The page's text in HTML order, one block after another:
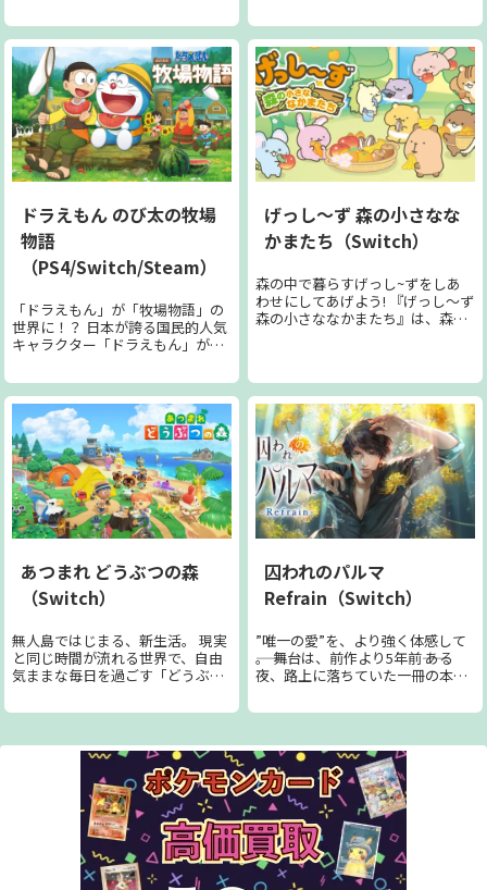
◆ファッションコーディネートを
提案し「いいね」を集めよう！ 仮
想空間に登場する人々＝“ミュー
ズ”たちは常におしゃれに興味
津々、 いつでも新たなファッショ
ンコーディネートを求めていま
す。 そんなミューズたちにあなた
のセンスでコーデを提案すれば、
喜ばれること間違いなし。 あなた
のコーデを気に入ってもらえたら
「いいね」が届きます。 たくさん
の「いいね」を集め、インフルエ
ンサーとして成長していきましょ
う♪ ◆「いいね」を送ってお気に
入りのアイテムをGET！ 出会った
ファッションアイテムを見つけた
ら、相手に「いいね」するだけで
簡単に手に入れることができま
るだけでなく、他のミューズたち
へのコーデ提案にも使えます。 ◆
マイブランドを立ち上げあなただ
けのアイテムを生み出そう！ ファ
ッションアイテムのもととなる型
紙は1400種以上！ 好きな型紙を選
び、自由にカラーリングを行うこ
とで簡単にオリジナルアイテムを
作れます。 完成したアイテムはあ
なたのブランドアイテムとして登
ューズたちにオススメし、マイブ
ランドを育てていきましょう。 ◆
世界中のプレイヤーミューズとつ
ンにつなぐことで、他のプレイヤ
ーのミューズがあなたの世界に現
れるようになり、 プレイヤーミュ
コーデを入手することもできるよ
のコーデが世界中に拡散し「いい
ね」の通知が鳴り止まない！ なん
てことも起こるかもしれません♪
す。 彼らは、ゴロゴロしたり、お
もちゃで遊んだり、勝手気ままに
暮らしています。 このゲームで
は、そんな彼らのお世話をした
り、おやつをあげたり、ゲームで
遊んだり、一緒にフィットネスで
汗をかいたりすることができま
す。 リラックマたちと、おうちで
のんびり、心の休息しませんか？
ドラえもん のび太の牧場
物語
（PS4/Switch/Steam）
「ドラえもん」が「牧場物語」の
世界に！？ 日本が誇る国民的人気
キャラクター「ドラえもん」が、
ムシリーズである「牧場物語」と
なってNintendo Switchで登場！
神秘的な大樹が印象的なゲームオ
リジナルの世界"シーゼンタウ
ン"を舞台に、「ドラえもん」に登
場するお馴染みのキャラクターが
大活躍します。 「絆」をテーマに
したゲームオリジナルで描かれる
ストーリーを通して、感動的な体
験やキャラクター同士の心温まる
育成、馬や牛など動物のお世話な
ど「牧場物語」シリーズならでは
の遊びだけではなく、広大なマッ
遊びも盛りだくさん。 もちろん、
ドラえもんファンが期待する"ひみ
つ道具"も活躍します。 独特でど
チで描かれる世界で、のび太のほ
う♪
げっし～ず 森の小さなな
かまたち（Switch）
森の中で暮らすげっし~ずをしあ
わせにしてあげよう! 『げっし～ず
森の小さななかまたち』は、森の
を集めるために、げっし～ずのお
世話をしたり、一緒になかよく遊
んだりして楽しむ、ハートウォー
ミングなコミュニケーションゲー
ムです。 げっし～ずは、おいしい
ものを食べたり、働いたり、遊ん
だり、元気に動き回るのが大好き
です。 プレイヤーが、かまってあ
げればあげるほど、かわいらしい
様子をたくさん見せてくれます。
ゲームを進めていくと、げっし～
ずが、おいしい食べ物が食べた
い、かわいいアクセサリーが欲し
などとお願い事をしてきます。そ
のお願い事に応えると、しあわせ
な気持ちがたくさん手に入りま
す。 食べ物やアクセサリー、森の
類以上用意されているので、それ
ひとつです。 げっし～ずは、なに
よりも遊ぶことが大好き。ゲーム
内には、彼らと遊ぶミニゲームが
15 種類用意されています。魚釣り
や果物集めなど、自然豊かな森の
中で暮らすげっし～ずらしい、楽
しいミニゲームばかりです。 この
ゲームでは、本編とは別にゲーム
あつまれ どうぶつの森
（Switch）
無人島ではじまる、新生活。 現実
と同じ時間が流れる世界で、自由
気ままな毎日を過ごす「どうぶつ
り、ガーデニングなどアウトドア
ッションまで様々な趣味を、１年
を通してお楽しみいただけます。
今作では「たぬき開発」のプロデ
ュースする「無人島移住パッケー
ジプラン」で無人島に移住し、ま
ったくゼロからの新生活が始まり
ばいいか…と悩んでしまうあなた
も、暮らしのことは、「たぬき開
囚われのパルマ
Refrain（Switch）
”唯一の愛”を、より強く体感して
――。 舞台は、前作より5年前―― ある
夜、路上に落ちていた一冊の本を
を偶然、助けたあなた。 助けた青
設を訪れたあなたは、そこで謂れ
のない疑いをかけられていること
を知る。 疑いを晴らすためにも、
彼の記憶を取り戻すことに協力し
てほしいと頼まれるが……。 本作
は、彼の記憶を取り戻す手助けを
しながら、彼との心の距離を近づ
けていくガラス越しの体感恋愛ア
ドベンチャーゲームです。 自分を